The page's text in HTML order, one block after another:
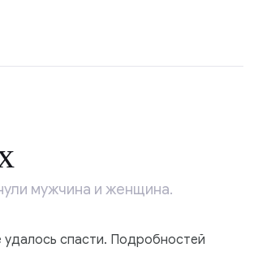
мужчина и женщина.
спасти. Подробностей